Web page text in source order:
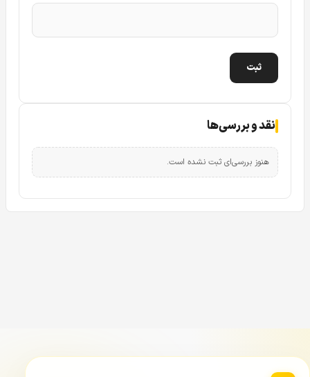
بله، این پکیج شامل40 متر کابل
است که برای بیشتر نصب‌ها در
محیط‌های کوچک و متوسط کافی است. در صورت نیاز به طول
بیشتر کابل، می‌توانید کابل‌های اضافی تهیه کنید.
نصب این سیستم چقدر پیچیده است؟
دوربین‌ها را به دستگاه ضبط وصل کرده و کابل‌ها و کانکتورها را
این پکیج تنها برای ضبط تصاویر طراحی شده است و قابلیت
نقد و بررسی‌ها
هنوز بررسی‌ای ثبت نشده است.